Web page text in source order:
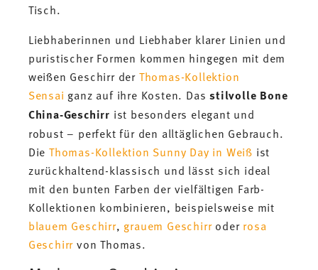
Tisch.
Liebhaberinnen und Liebhaber klarer Linien und
puristischer Formen kommen hingegen mit dem
weißen Geschirr der Thomas-Kollektion
Sensai ganz auf ihre Kosten. Dasstilvolle Bone
China-Geschirr ist besonders elegant und
robust – perfekt für den alltäglichen Gebrauch.
DieThomas-Kollektion Sunny Day in Weiß ist
zurückhaltend-klassisch und lässt sich ideal
mit den bunten Farben der vielfältigen Farb-
Kollektionen kombinieren, beispielsweise mit
blauem Geschirr, grauem Geschirroder rosa
Geschirr von Thomas.